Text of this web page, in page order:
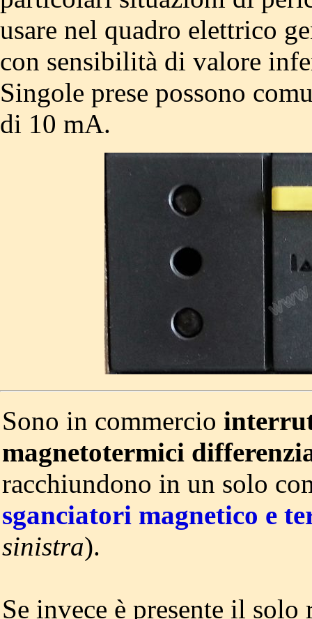
usare nel quadro elettrico
con sensibilità di valore
Singole prese possono
di 10 mA.
Sono in commercio
magnetotermici
racchiundono in un solo
sganciatori magnetico e
sinistra).
Se invece è presente il